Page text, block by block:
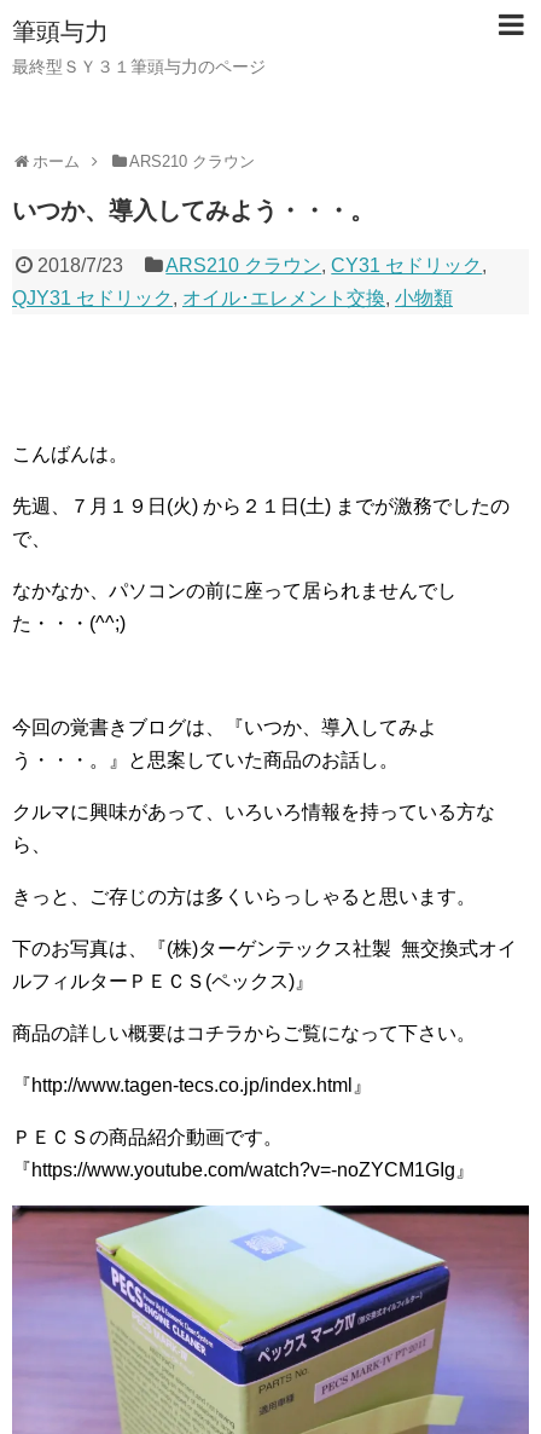
筆頭与力
最終型ＳＹ３１筆頭与力のページ
ホーム ARS210 クラウン
いつか、導入してみよう・・・。
2018/7/23 ARS210 クラウン,CY31 セドリック ,
QJY31 セドリック , オイル･エレメント交換, 小物類
こんばんは。
先週、７月１９日(火) から２１日(土) までが激務でしたの
で、
なかなか、パソコンの前に座って居られませんでし
た・・・(^^;)ゞ
今回の覚書きブログは、『いつか、導入してみよ
う・・・。』と思案していた商品のお話し。
クルマに興味があって、いろいろ情報を持っている方な
ら、
きっと、ご存じの方は多くいらっしゃると思います。
下のお写真は、『(株)ターゲンテックス社製 無交換式オイ
ルフィルターＰＥＣＳ(ペックス)』
商品の詳しい概要はコチラからご覧になって下さい。
『http://www.tagen-tecs.co.jp/index.html』
ＰＥＣＳの商品紹介動画です。
『https://www.youtube.com/watch?v=-noZYCM1GIg』